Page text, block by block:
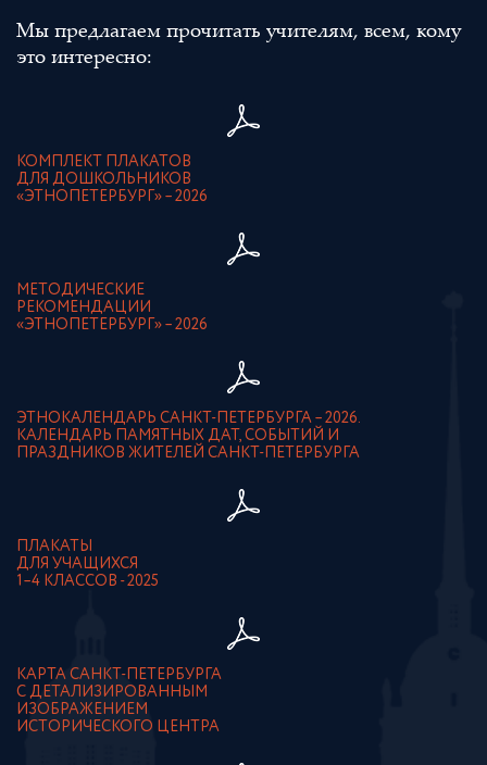
Мы предлагаем прочитать учителям, всем, кому
это интересно:
КОМПЛЕКТ ПЛАКАТОВ
ДЛЯ ДОШКОЛЬНИКОВ
«ЭТНОПЕТЕРБУРГ» – 2026
МЕТОДИЧЕСКИЕ
РЕКОМЕНДАЦИИ
«ЭТНОПЕТЕРБУРГ» – 2026
ЭТНОКАЛЕНДАРЬ САНКТ-ПЕТЕРБУРГА – 2026.
КАЛЕНДАРЬ ПАМЯТНЫХ ДАТ, СОБЫТИЙ И
ПРАЗДНИКОВ ЖИТЕЛЕЙ САНКТ-ПЕТЕРБУРГА
ПЛАКАТЫ
ДЛЯ УЧАЩИХСЯ
1–4 КЛАССОВ - 2025
КАРТА САНКТ-ПЕТЕРБУРГА
С ДЕТАЛИЗИРОВАННЫМ
ИЗОБРАЖЕНИЕМ
ИСТОРИЧЕСКОГО ЦЕНТРА